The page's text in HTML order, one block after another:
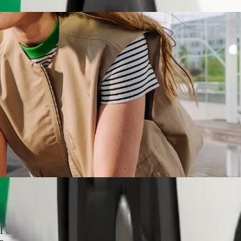
Rupa's Mall cinema
kysymykset